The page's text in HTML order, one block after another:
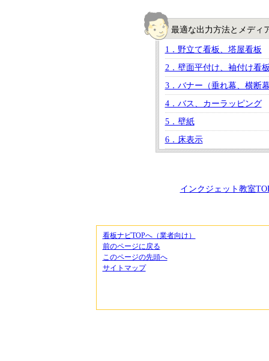
最適な出力方法とメディ
1．野立て看板、塔屋看板
2．壁面平付け、袖付け看
3．バナー（垂れ幕、横断
4．バス、カーラッピング
5．壁紙
6．床表示
インクジェット教室
看板ナビTOPへ（業者向け）
前のページに戻る
このページの先頭へ
サイトマップ